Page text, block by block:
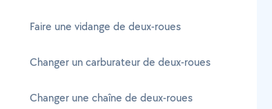
Faire une vidange de deux-roues
Changer un carburateur de deux-roues
Changer une chaîne de deux-roues